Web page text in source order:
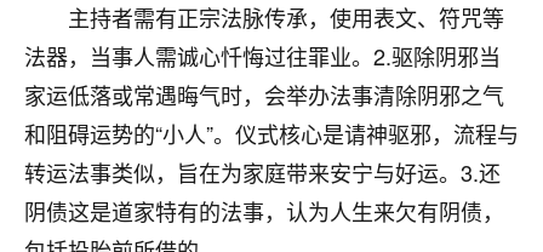
主持者需有正宗法脉传承，使用表文、符咒等
法器，当事人需诚心忏悔过往罪业。2.驱除阴邪当
家运低落或常遇晦气时，会举办法事清除阴邪之气
和阻碍运势的“小人”。仪式核心是请神驱邪，流程与
转运法事类似，旨在为家庭带来安宁与好运。3.还
阴债这是道家特有的法事，认为人生来欠有阴债，
三个，找老师的时候是抱着侥幸心理，没想到老师看
着我晋升有望，我半信半疑的按照老师建议，做了化
太岁还有一个发钱粮，本来年前的人事调整，拖到年
后，我以为都没戏了，结果开年一上班，开会提拔升
职第一个就是我，职务无所谓，主要是底薪加了
3000，非常开心，无论如何，感恩感谢！🙏🏻
鹿森：恭喜升职加薪！！，请客吗？�